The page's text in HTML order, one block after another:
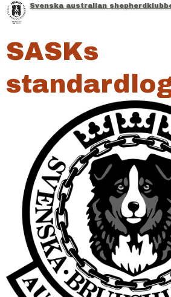
Jump to
Svenska australian
SASKs